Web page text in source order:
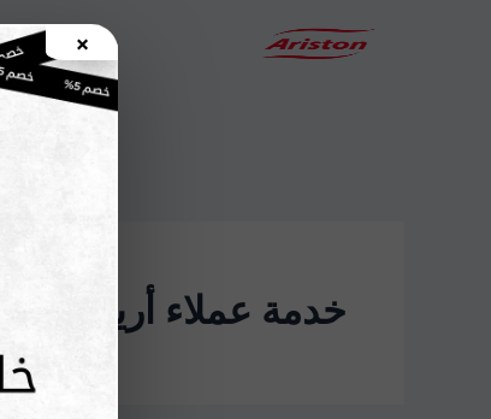
× الرئيسية
خدمة عملاء أريستون